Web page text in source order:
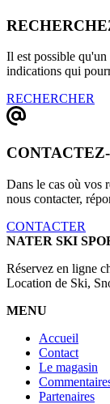
Il est possible
indications qui
RECHERCHER
Dans le cas où vos
nous contacter,
CONTACTER
NATER SKI
Réservez en ligne
Location de Ski,
MENU
Accueil
Contact
Le magasin
Partenaires